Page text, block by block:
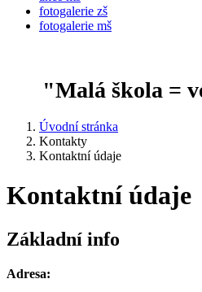
fotogalerie zš
fotogalerie mš
"Malá škola =
Úvodní stránka
Kontakty
Kontaktní údaje
Kontaktní údaje
Základní info
Adresa: